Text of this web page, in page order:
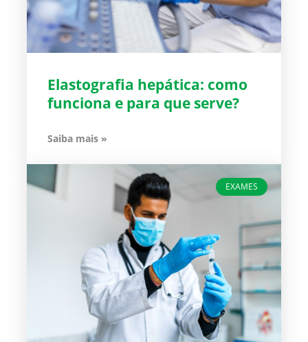
Elastografia hepática: como
funciona e para que serve?
Saiba mais »
EXAMES